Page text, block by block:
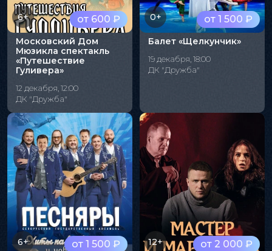
от 600 ₽
6+
Московский Дом
Мюзикла спектакль
«Путешествие
Гуливера»
12 декабря, 12:00
ДК "Дружба"
от 1 500 ₽
0+
Балет «Щелкунчик»
19 декабря, 18:00
ДК "Дружба"
от 1 500 ₽
6+ от 2 000 ₽
12+